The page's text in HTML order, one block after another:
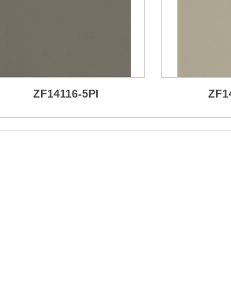
ZF14116-5PI